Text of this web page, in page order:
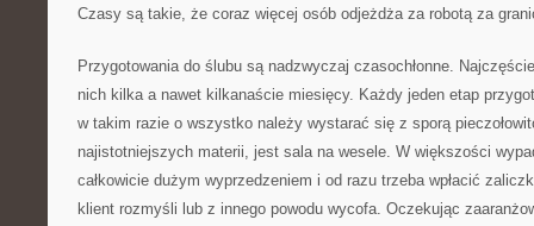
Czasy są takie, że coraz więcej osób odjeżdża za robotą za
Przygotowania do ślubu są nadzwyczaj czasochłonne.
nich kilka a nawet kilkanaście miesięcy. Każdy jeden etap
w takim razie o wszystko należy wystarać się z sporą
najistotniejszych materii, jest sala na wesele. W większości
całkowicie dużym wyprzedzeniem i od razu trzeba wpłacić
klient rozmyśli lub z innego powodu wycofa. Oczekując